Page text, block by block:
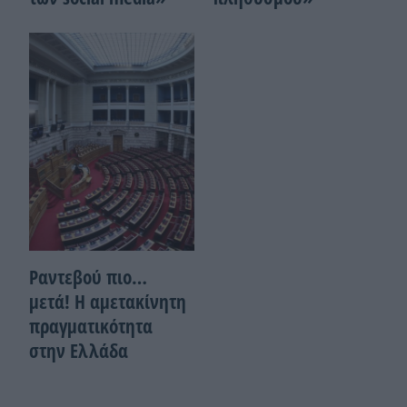
Ραντεβού πιο…
μετά! Η αμετακίνητη
πραγματικότητα
στην Ελλάδα